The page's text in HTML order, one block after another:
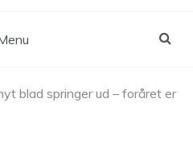
blad springer ud – foråret er